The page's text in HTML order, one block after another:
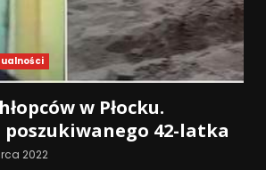
w Płocku.
42-latka
2022